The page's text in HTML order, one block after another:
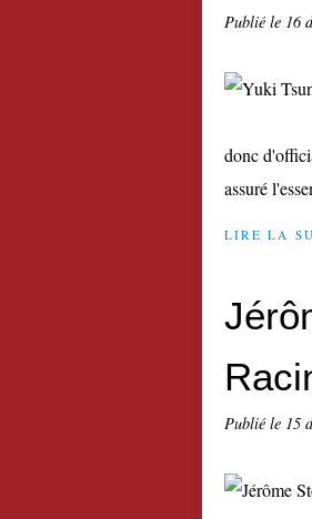
Publié le 16
donc
assuré
LIRE LA
Publié le 15